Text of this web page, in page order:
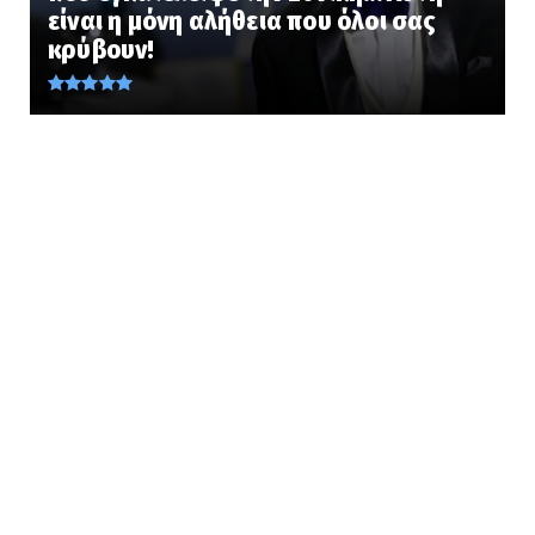
Τι φαγητά έτρωγαν οι κάτοικοι του Ελλαδικού
χώρου 9.000 ΧΡΟΝ...
είναι η μόνη αλήθεια που όλοι σας
κρύβουν!